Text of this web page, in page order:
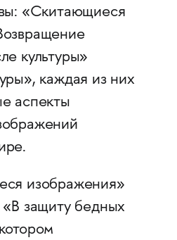
«Скитающиеся
культуры»
каждая из них
аспекты
изображения»
«В защиту бедных